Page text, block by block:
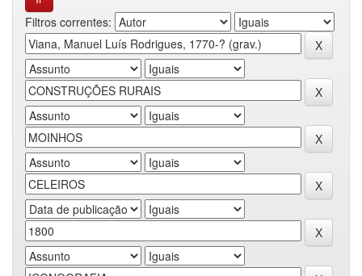
Filtros correntes: